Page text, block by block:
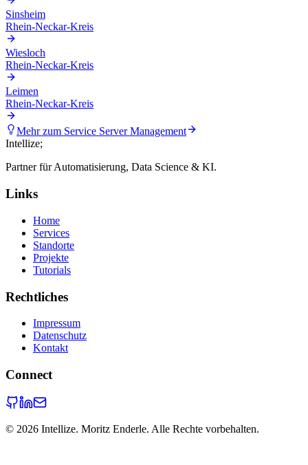
Sinsheim
Rhein-Neckar-Kreis
Wiesloch
Rhein-Neckar-Kreis
Leimen
Rhein-Neckar-Kreis
Mehr zum Service Server Management
Intellize;
Partner für Automatisierung, Data Science & KI.
Links
Home
Services
Standorte
Projekte
Tutorials
Rechtliches
Impressum
Datenschutz
Kontakt
Connect
© 2026 Intellize. Moritz Enderle. Alle Rechte vorbehalten.